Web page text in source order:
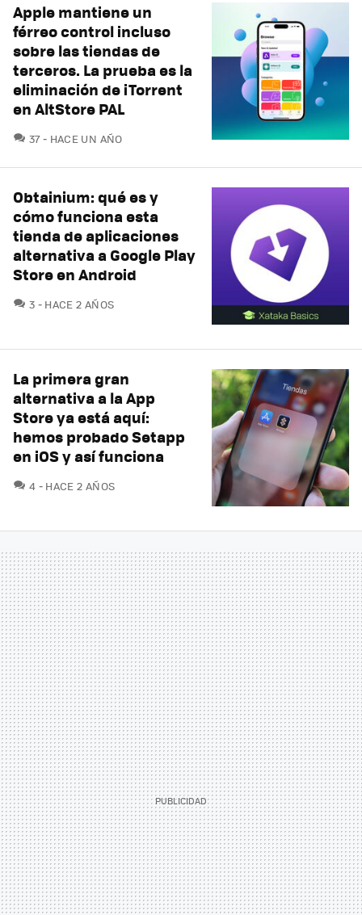
Apple mantiene un
férreo control incluso
sobre las tiendas de
terceros. La prueba es la
eliminación de iTorrent
en AltStore PAL
37COMENTARIOS
HACE UN AÑO
Obtainium: qué es y
cómo funciona esta
tienda de aplicaciones
alternativa a Google Play
Store en Android
3 COMENTARIOS
HACE 2 AÑOS
La primera gran
alternativa a la App
Store ya está aquí:
hemos probado Setapp
en iOS y así funciona
4 COMENTARIOS
HACE 2 AÑOS